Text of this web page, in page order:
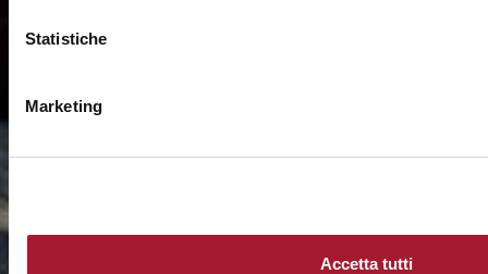
Statistiche
Marketing
Accetta tutti